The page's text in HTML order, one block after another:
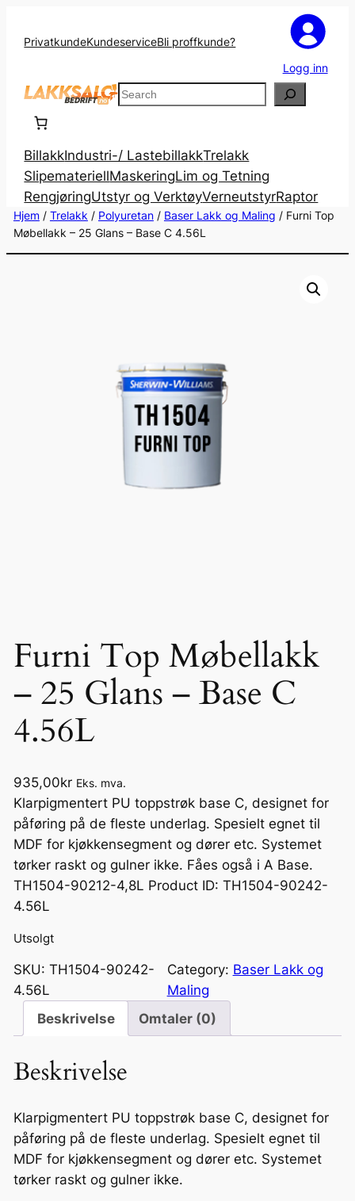
PrivatkundeKundeserviceBli proffkunde?
Logg inn
Search
BillakkIndustri-/ LastebillakkTrelakk
SlipemateriellMaskeringLim og Tetning
RengjøringUtstyr og VerktøyVerneutstyrRaptor
Hjem/ Trelakk / Polyuretan/ Baser Lakk og Maling / Furni Top
Møbellakk – 25 Glans – Base C 4.56L
Furni Top Møbellakk
– 25 Glans – Base C
4.56L
935,00kr Eks. mva.
Klarpigmentert PU toppstrøk base C, designet for
påføring på de fleste underlag. Spesielt egnet til
MDF for kjøkkensegment og dører etc. Systemet
tørker raskt og gulner ikke. Fåes også i A Base.
TH1504-90212-4,8L Product ID: TH1504-90242-
4.56L
Utsolgt
SKU: TH1504-90242-
4.56L
Category: Baser Lakk og
Maling
Beskrivelse
Omtaler (0)
Beskrivelse
Klarpigmentert PU toppstrøk base C, designet for
påføring på de fleste underlag. Spesielt egnet til
MDF for kjøkkensegment og dører etc. Systemet
tørker raskt og gulner ikke.